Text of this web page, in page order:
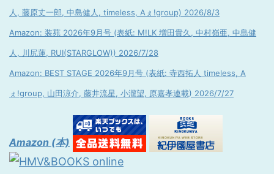
人, 藤原丈一郎, 中島健人, timeless, Aぇ!group) 2026/8/3
Amazon: 装苑 2026年9月号 (表紙: M!LK 増田貴久, 中村嶺亜, 中島健
人, 川尻蓮, RUI(STARGLOW)) 2026/7/28
Amazon: BEST STAGE 2026年9月号 (表紙: 寺西拓人 timeless, A
ぇ!group, 山田涼介, 藤井流星, 小瀧望, 原嘉孝連載) 2026/7/27
Amazon (本)